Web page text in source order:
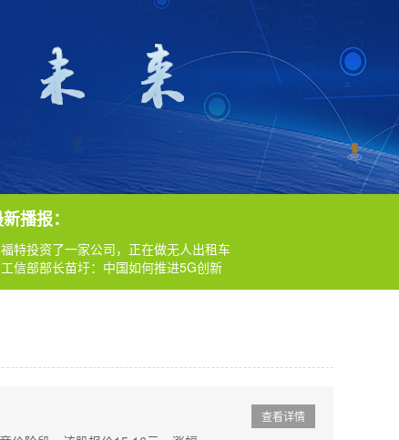
播报：
商家和刷手成为会员方可发单和接单
拟置出全部资产及负债(作价8亿
南宁市工商发布家装修消费提示，哪些装修公司被投诉
福特投资了一家公司，正在做无人出租车
工信部部长苗圩：中国如何推进5G创新
商家和刷手成为会员方可发单和接单
查看详情